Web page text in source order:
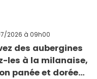
2026 à 09h00
des aubergines
les à la milanaise,
panée et dorée